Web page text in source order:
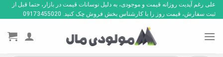
Skip
to
علی رغم آپدیت روزانه قیمت و موجودی، به دلیل نوسانات قیمت در بازار، حتما قبل از
ثبت سفارش، قیمت روز را با کارشناس بخش فروش چک کنید. 09173455020